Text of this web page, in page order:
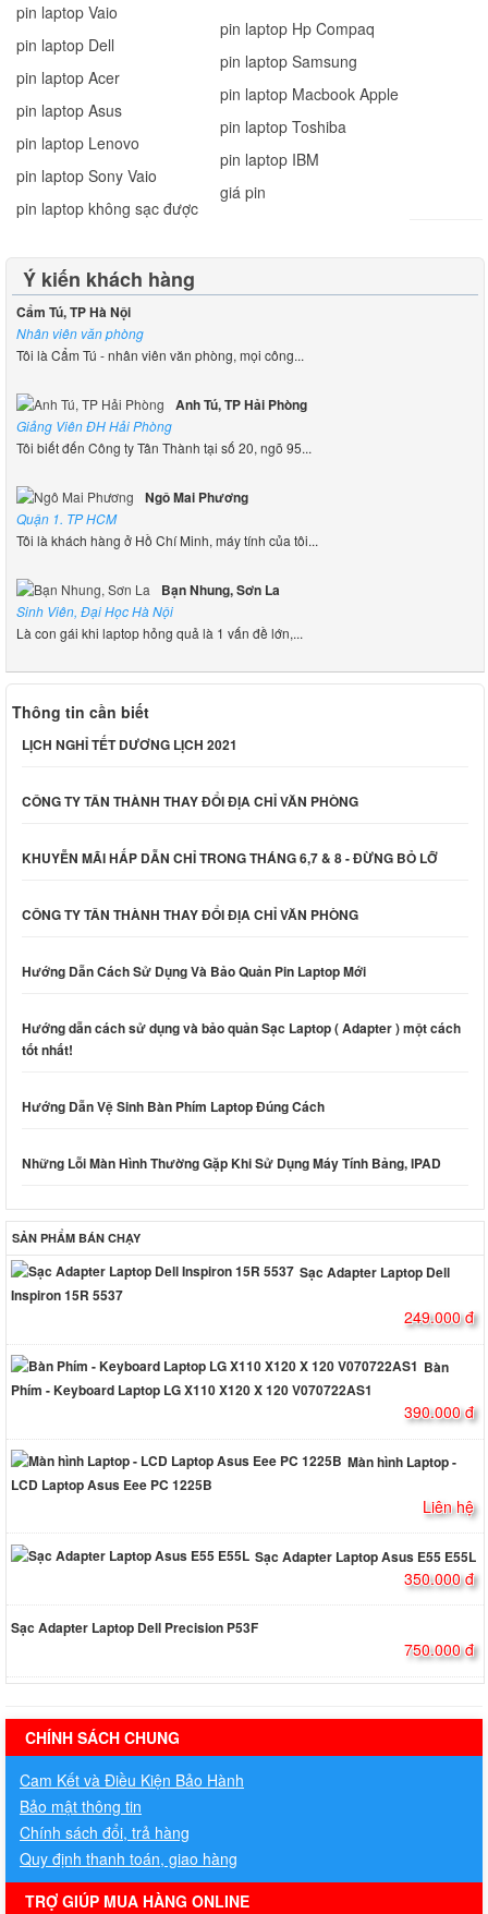
pin laptop Vaio
pin laptop Dell
pin laptop Acer
pin laptop Asus
pin laptop Lenovo
pin laptop Sony Vaio
pin laptop không sạc được
pin laptop Hp Compaq
pin laptop Samsung
pin laptop Macbook Apple
pin laptop Toshiba
pin laptop IBM
giá pin
Ý kiến khách hàng
Cẩm Tú, TP Hà Nội
Nhân viên văn phòng
Tôi là Cẩm Tú - nhân viên văn phòng, mọi công...
Anh Tú, TP Hải Phòng
Giảng Viên ĐH Hải Phòng
Tôi biết đến Công ty Tân Thành tại số 20, ngõ 95...
Ngô Mai Phương
Quận 1. TP HCM
Tôi là khách hàng ở Hồ Chí Minh, máy tính của tôi...
Bạn Nhung, Sơn La
Sinh Viên, Đại Học Hà Nội
Là con gái khi laptop hỏng quả là 1 vấn đề lớn,...
Thông tin cần biết
LỊCH NGHỈ TẾT DƯƠNG LỊCH 2021
CÔNG TY TÂN THÀNH THAY ĐỔI ĐỊA CHỈ VĂN PHÒNG
KHUYỄN MÃI HẤP DẪN CHỈ TRONG THÁNG 6,7 & 8 - ĐỪNG BỎ LỠ
CÔNG TY TÂN THÀNH THAY ĐỔI ĐỊA CHỈ VĂN PHÒNG
Hướng Dẫn Cách Sử Dụng Và Bảo Quản Pin Laptop Mới
Hướng dẫn cách sử dụng và bảo quản Sạc Laptop ( Adapter ) một cách
tốt nhất!
Hướng Dẫn Vệ Sinh Bàn Phím Laptop Đúng Cách
Những Lỗi Màn Hình Thường Gặp Khi Sử Dụng Máy Tính Bảng, IPAD
SẢN PHẨM BÁN CHẠY
Sạc Adapter Laptop Dell
Inspiron 15R 5537
249.000 đ
Bàn
Phím - Keyboard Laptop LG X110 X120 X 120 V070722AS1
390.000 đ
Màn hình Laptop -
LCD Laptop Asus Eee PC 1225B
Liên hệ
Sạc Adapter Laptop Asus E55 E55L
350.000 đ
Sạc Adapter Laptop Dell Precision P53F
750.000 đ
hermes handbags outlet online
CHÍNH SÁCH CHUNG
Cam Kết và Điều Kiện Bảo Hành
Bảo mật thông tin
Chính sách đổi, trả hàng
Quy định thanh toán, giao hàng
TRỢ GIÚP MUA HÀNG ONLINE